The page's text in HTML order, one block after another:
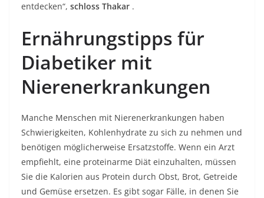
entdecken“, schloss Thakar .
Ernährungstipps für
Diabetiker mit
Nierenerkrankungen
Manche Menschen mit Nierenerkrankungen haben
Schwierigkeiten, Kohlenhydrate zu sich zu nehmen und
benötigen möglicherweise Ersatzstoffe. Wenn ein Arzt
empfiehlt, eine proteinarme Diät einzuhalten, müssen
Sie die Kalorien aus Protein durch Obst, Brot, Getreide
und Gemüse ersetzen. Es gibt sogar Fälle, in denen Sie